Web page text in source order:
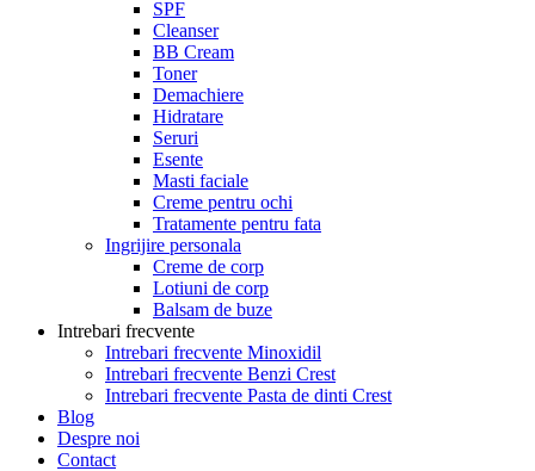
SPF
Cleanser
BB Cream
Toner
Demachiere
Hidratare
Seruri
Esente
Masti faciale
Creme pentru ochi
Tratamente pentru fata
Ingrijire personala
Creme de corp
Lotiuni de corp
Balsam de buze
Intrebari frecvente
Intrebari frecvente Minoxidil
Intrebari frecvente Benzi Crest
Intrebari frecvente Pasta de dinti Crest
Blog
Despre noi
Contact